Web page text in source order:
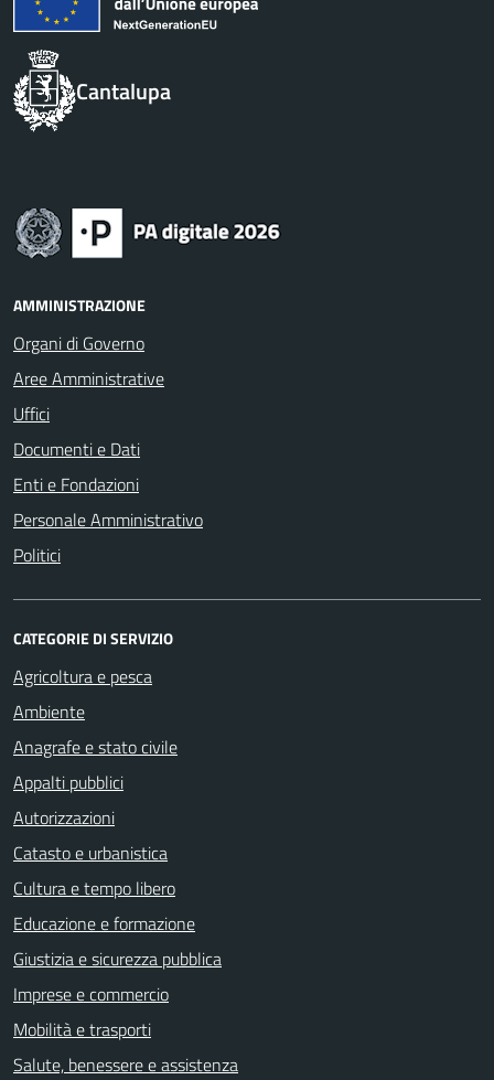
Cantalupa
AMMINISTRAZIONE
Organi di Governo
Aree Amministrative
Uffici
Documenti e Dati
Enti e Fondazioni
Personale Amministrativo
Politici
CATEGORIE DI SERVIZIO
Agricoltura e pesca
Ambiente
Anagrafe e stato civile
Appalti pubblici
Autorizzazioni
Catasto e urbanistica
Cultura e tempo libero
Educazione e formazione
Giustizia e sicurezza pubblica
Imprese e commercio
Mobilità e trasporti
Salute, benessere e assistenza